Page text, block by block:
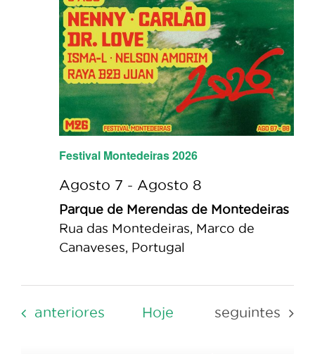
Festival Montedeiras 2026
Agosto 7 - Agosto 8
Parque de Merendas de Montedeiras
Rua das Montedeiras, Marco de
Canaveses, Portugal
Eventos
anteriores Hoje Eventos
seguintes